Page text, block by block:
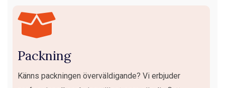
Packning
Känns packningen överväldigande? Vi erbjuder